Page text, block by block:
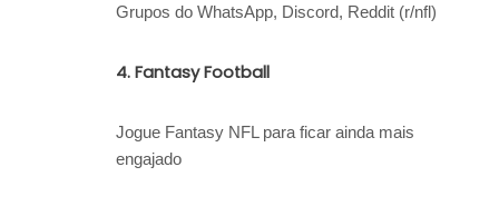
Grupos do WhatsApp, Discord, Reddit (r/nfl)
4. Fantasy Football
Jogue Fantasy NFL para ficar ainda mais
engajado